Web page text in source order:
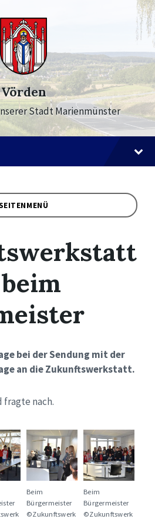
Vörden
Stadt Marienmünster
bei der Sendung mit der
an die Zukunftswerkstatt.
fragte nach.
Beim
Bürgermeister
©Zukunftswerk
Beim
Bürgermeister
©Zukunftswerk